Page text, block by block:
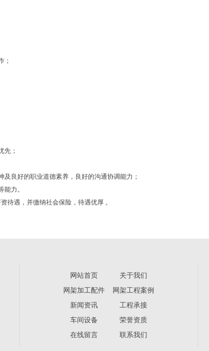
；
先；
良好的职业道德素养，良好的沟通协调能力；
力。
待遇，并缴纳社会保险，待遇优厚 。
网站首页
关于我们
网架加工配件
网架工程案例
新闻资讯
工程承接
车间设备
荣誉资质
在线留言
联系我们